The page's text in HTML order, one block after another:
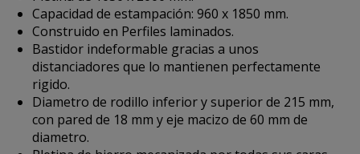
Capacidad de estampación: 960 x 1850 mm.
Construido en Perfiles laminados.
Bastidor indeformable gracias a unos
distanciadores que lo mantienen perfectamente
rigido.
Diametro de rodillo inferior y superior de 215 mm,
con pared de 18 mm y eje macizo de 60 mm de
diametro.